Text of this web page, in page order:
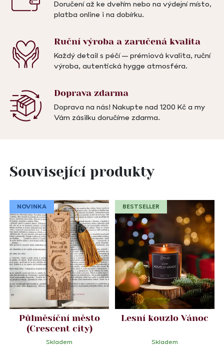
Doručení až ke dveřím nebo na výdejní místo,
platba online i na dobírku.
Ruční výroba azaručená kvalita
Každý detail s péčí – prémiová kvalita, ruční
výroba, autentická hygge atmosféra.
Dopravazdarma
Doprava na nás! Nakupte nad 1200 Kč a my
Vám zásilku doručíme zdarma.
Související produkty
NOVINKA
Půlměsíční město
(Crescent city)
Skladem
BESTSELLER
Lesní kouzlo Vánoc
Skladem